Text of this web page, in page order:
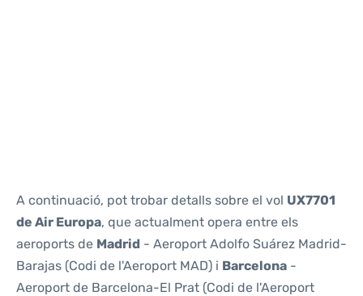
A continuació, pot trobar detalls sobre el vol UX7701
de Air Europa, que actualment opera entre els
aeroports de Madrid - Aeroport Adolfo Suárez Madrid-
Barajas (Codi de l'Aeroport MAD) i Barcelona -
Aeroport de Barcelona-El Prat (Codi de l'Aeroport